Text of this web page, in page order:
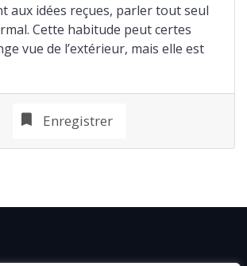
aux idées reçues, parler tout seul
Cette habitude peut certes
vue de l’extérieur, mais elle est
Enregistrer